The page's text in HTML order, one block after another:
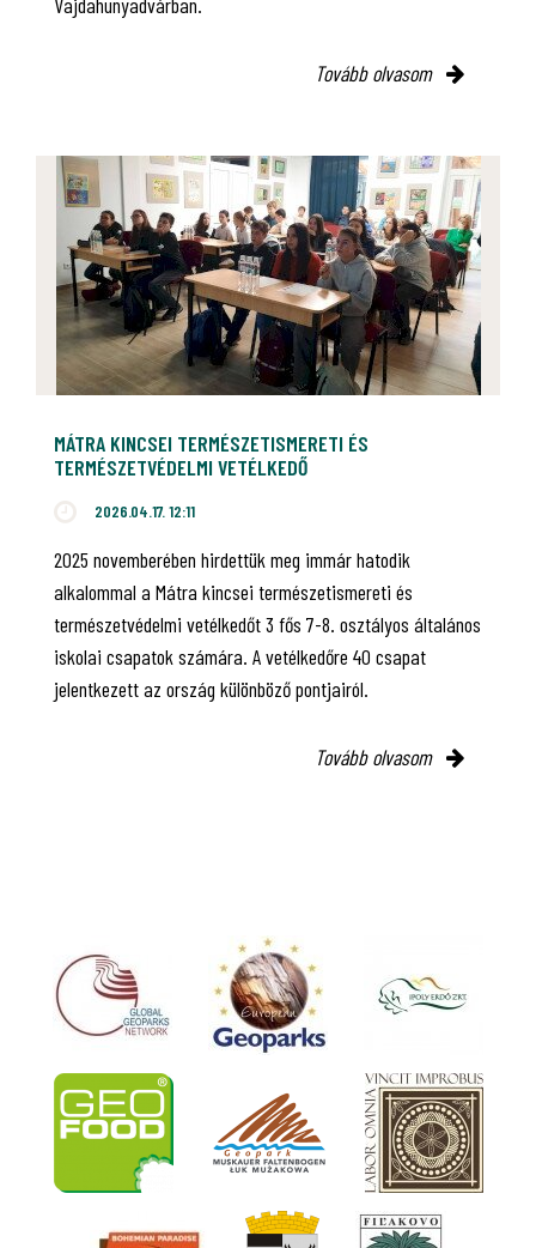
Tovább olvasom
MÁTRA KINCSEI TERMÉSZETISMERETI ÉS
TERMÉSZETVÉDELMI VETÉLKEDŐ
2026.04.17. 12:11
2025 novemberében hirdettük meg immár hatodik
alkalommal a Mátra kincsei természetismereti és
természetvédelmi vetélkedőt 3 fős 7-8. osztályos általános
iskolai csapatok számára. A vetélkedőre 40 csapat
jelentkezett az ország különböző pontjairól.
Tovább olvasom